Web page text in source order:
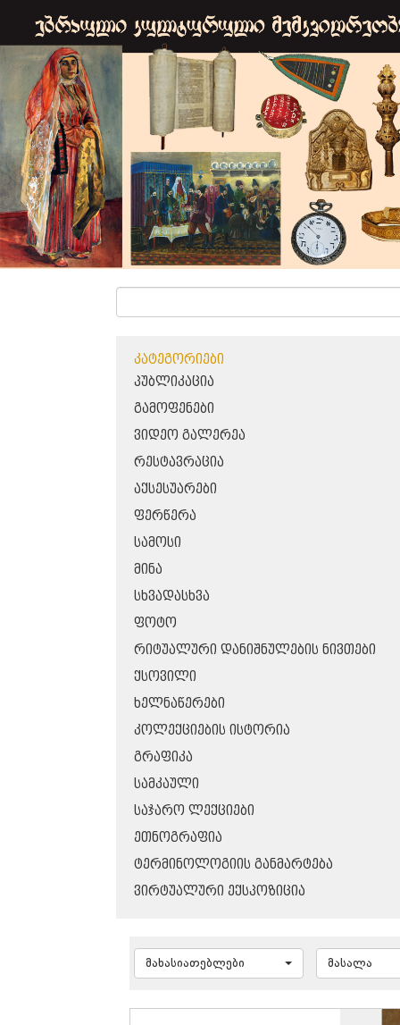
ᲙᲐᲢᲔᲒᲝᲠᲘᲔᲑᲘ
ᲞᲣᲑᲚᲘᲙᲐᲪᲘᲐ
ᲒᲐᲛᲝᲤᲔᲜᲔᲑᲘ
ᲕᲘᲓᲔᲝ ᲒᲐᲚᲔᲠᲔᲐ
ᲠᲔᲡᲢᲐᲕᲠᲐᲪᲘᲐ
ᲐᲥᲡᲔᲡᲣᲐᲠᲔᲑᲘ
ᲤᲔᲠᲬᲔᲠᲐ
ᲡᲐᲛᲝᲡᲘ
ᲛᲘᲜᲐ
ᲡᲮᲕᲐᲓᲐᲡᲮᲕᲐ
ᲤᲝᲢᲝ
ᲠᲘᲢᲣᲐᲚᲣᲠᲘ ᲓᲐᲜᲘᲨᲜᲣᲚᲔᲑᲘᲡ ᲜᲘᲕᲗᲔᲑᲘ
ᲥᲡᲝᲕᲘᲚᲘ
ᲮᲔᲚᲜᲐᲬᲔᲠᲔᲑᲘ
ᲙᲝᲚᲔᲥᲪᲘᲔᲑᲘᲡ ᲘᲡᲢᲝᲠᲘᲐ
ᲒᲠᲐᲤᲘᲙᲐ
ᲡᲐᲛᲙᲐᲣᲚᲘ
ᲡᲐᲯᲐᲠᲝ ᲚᲔᲥᲪᲘᲔᲑᲘ
ᲔᲗᲜᲝᲒᲠᲐᲤᲘᲐ
ᲢᲔᲠᲛᲘᲜᲝᲚᲝᲒᲘᲘᲡ ᲒᲐᲜᲛᲐᲠᲢᲔᲑᲐ
ᲕᲘᲠᲢᲣᲐᲚᲣᲠᲘ ᲔᲥᲡᲞᲝᲖᲘᲪᲘᲐ
მახასიათებლები მასალა